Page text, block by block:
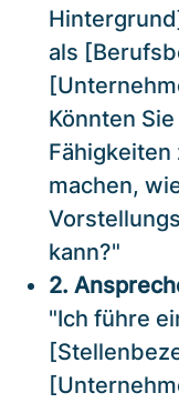
als
Könnten
machen,
kann?"
2.
"Ich führe